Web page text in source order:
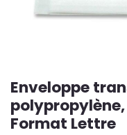
Enveloppe
Format Lettre